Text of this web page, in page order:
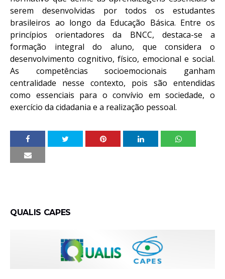
serem desenvolvidas por todos os estudantes
brasileiros ao longo da Educação Básica. Entre os
princípios orientadores da BNCC, destaca-se a
formação integral do aluno, que considera o
desenvolvimento cognitivo, físico, emocional e social.
As competências socioemocionais ganham
centralidade nesse contexto, pois são entendidas
como essenciais para o convívio em sociedade, o
exercício da cidadania e a realização pessoal.
QUALIS CAPES